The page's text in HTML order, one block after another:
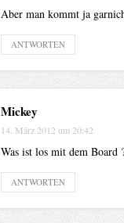
Aber man kommt ja
ANTWORTEN
Mickey
14. März 2012 um 20:42
Was ist los mit dem Board
ANTWORTEN